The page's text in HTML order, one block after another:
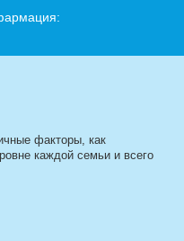
факторы, как
каждой семьи и всего